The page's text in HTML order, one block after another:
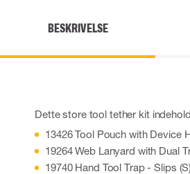
BESKRIVELSE
Dette store tool tether kit
13426 Tool Pouch with Device
19264 Web Lanyard with Dual
19740 Hand Tool Trap - Slips (S)